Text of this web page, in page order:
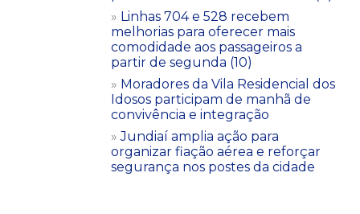
Linhas 704 e 528 recebem
melhorias para oferecer mais
comodidade aos passageiros a
partir de segunda (10)
Moradores da Vila Residencial dos
Idosos participam de manhã de
convivência e integração
Jundiaí amplia ação para
organizar fiação aérea e reforçar
segurança nos postes da cidade